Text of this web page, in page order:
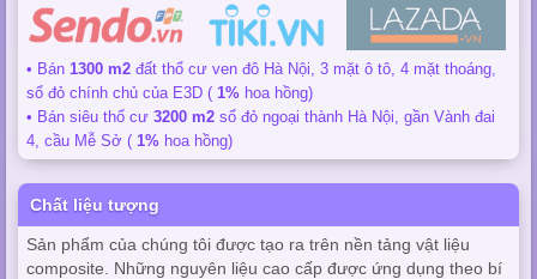
• Bán 1300 m2 đất thổ cư ven đô Hà Nội, 3 mặt ô tô, 4 mặt thoáng,
sổ đỏ chính chủ của E3D ( 1% hoa hồng)
• Bán siêu thổ cư 3200 m2 sổ đỏ ngoại thành Hà Nội, gần Vành đai
4, cầu Mễ Sở ( 1% hoa hồng)
Chất liệu tượng
Sản phẩm của chúng tôi được tạo ra trên nền tảng vật liệu
composite. Những nguyên liệu cao cấp được ứng dụng theo bí